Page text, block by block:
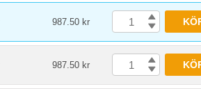
987.50 kr
987.50 kr